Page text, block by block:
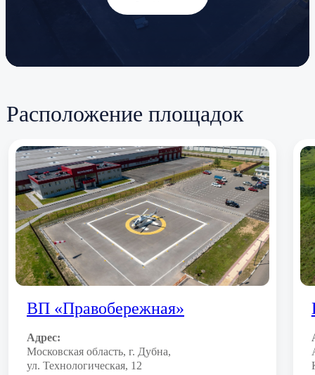
Расположение площадок
ВП «Правобережная»
Адрес:
Московская область, г. Дубна,
ул. Технологическая, 12